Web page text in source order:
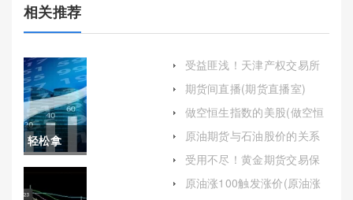
相关推荐
轻松拿
捏！伊朗
受益匪浅！天津产权交易所
期货间直播(期货直播室)
做空恒生指数的美股(做空恒
原油期货与石油股价的关系
是什么)
受用不尽！黄金期货交易保
跌而浮动吗)
原油涨100触发涨价(原油涨